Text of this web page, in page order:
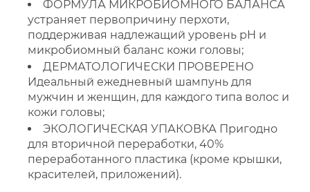
ФОРМУЛА МИКРОБИОМНОГО БАЛАНСА
устраняет первопричину перхоти,
поддерживая надлежащий уровень pH и
микробиомный баланс кожи головы;
ДЕРМАТОЛОГИЧЕСКИ ПРОВЕРЕНО
Идеальный ежедневный шампунь для
мужчин и женщин, для каждого типа волос и
кожи головы;
ЭКОЛОГИЧЕСКАЯ УПАКОВКА Пригодно
для вторичной переработки, 40%
переработанного пластика (кроме крышки,
красителей, приложений).